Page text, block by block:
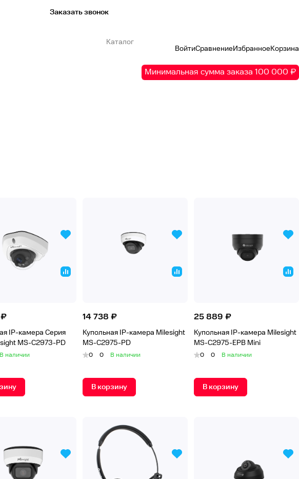
Заказать звонок
Каталог
ВойтиСравнениеИзбранноеКорзина
Минимальная сумма заказа 100 000 ₽
IP-камера Серия
MS-C2973-PD
В наличии
14 738 ₽
Купольная IP-камера Milesight
MS-C2975-PD
0 0 В наличии
В корзину
25 889 ₽
Купольная IP-камера Milesight
MS-C2975-EPB Mini
0 0 В наличии
В корзину